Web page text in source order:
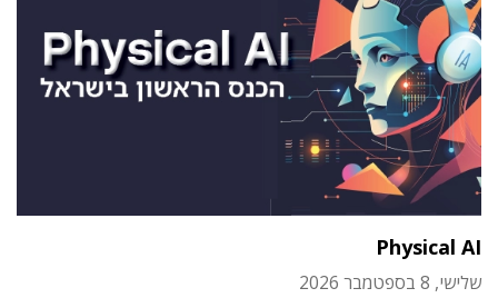
Physical AI
שלישי, 8 בספטמבר 2026